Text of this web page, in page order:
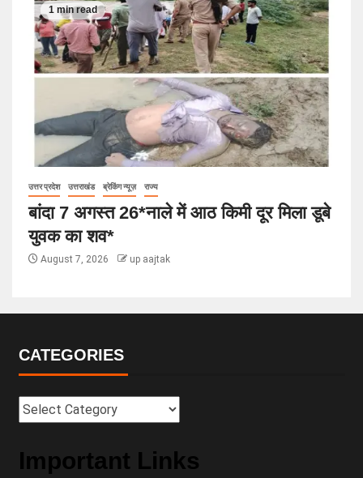
1 min read
उत्तर प्रदेश उत्तराखंड ब्रेकिंग न्यूज़ राज्य
बांदा 7 अगस्त 26*नाले में आठ किमी दूर मिला डूबे
युवक का शव*
August 7, 2026 up aajtak
CATEGORIES
Important Links